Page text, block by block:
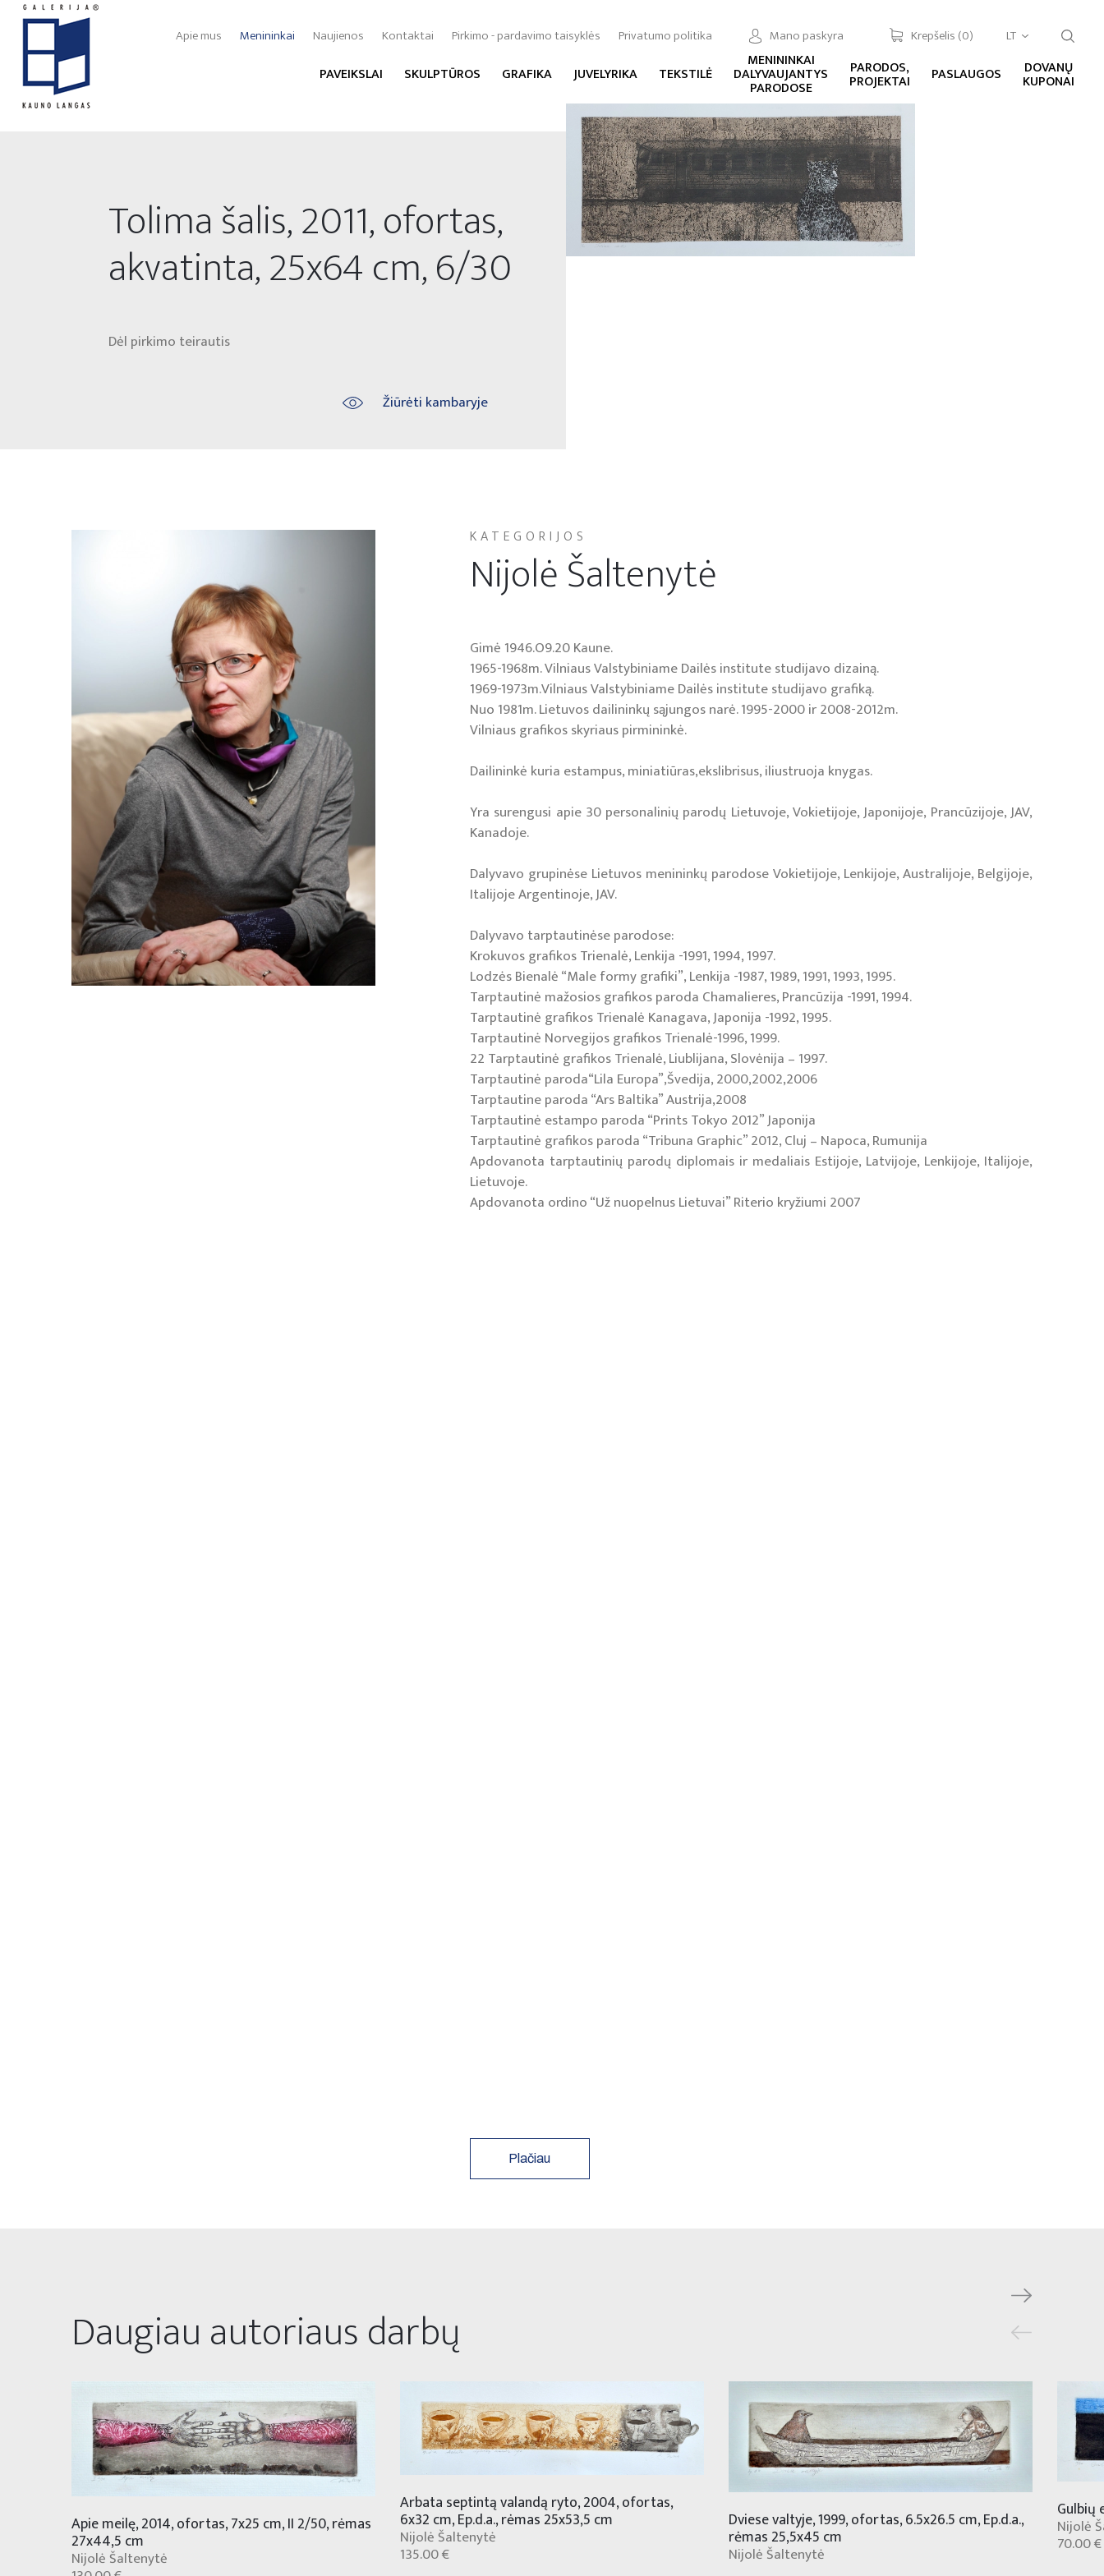
Apie mus Menininkai Naujienos Kontaktai Pirkimo - pardavimo taisyklės Privatumo politika Mano paskyra Krepšelis (0) LT
PAVEIKSLAI SKULPTŪROS GRAFIKA JUVELYRIKA TEKSTILĖ
MENININKAI
DALYVAUJANTYS
PARODOSE
PARODOS,
PROJEKTAI PASLAUGOS DOVANŲ
KUPONAI
Tolima šalis, 2011, ofortas,
akvatinta, 25x64 cm, 6/30
Dėl pirkimo teirautis
Žiūrėti kambaryje
KATEGORIJOS
Nijolė Šaltenytė
Gimė 1946.O9.20 Kaune.
1965-1968m. Vilniaus Valstybiniame Dailės institute studijavo dizainą.
1969-1973m.Vilniaus Valstybiniame Dailės institute studijavo grafiką.
Nuo 1981m. Lietuvos dailininkų sąjungos narė. 1995-2000 ir 2008-2012m.
Vilniaus grafikos skyriaus pirmininkė.
Dailininkė kuria estampus, miniatiūras,ekslibrisus, iliustruoja knygas.
Yra surengusi apie 30 personalinių parodų Lietuvoje, Vokietijoje, Japonijoje, Prancūzijoje, JAV,
Kanadoje.
Dalyvavo grupinėse Lietuvos menininkų parodose Vokietijoje, Lenkijoje, Australijoje, Belgijoje,
Italijoje Argentinoje, JAV.
Dalyvavo tarptautinėse parodose:
Krokuvos grafikos Trienalė, Lenkija -1991, 1994, 1997.
Lodzės Bienalė “Male formy grafiki”, Lenkija -1987, 1989, 1991, 1993, 1995.
Tarptautinė mažosios grafikos paroda Chamalieres, Prancūzija -1991, 1994.
Tarptautinė grafikos Trienalė Kanagava, Japonija -1992, 1995.
Tarptautinė Norvegijos grafikos Trienalė-1996, 1999.
22 Tarptautinė grafikos Trienalė, Liublijana, Slovėnija – 1997.
Tarptautinė paroda“Lila Europa”,Švedija, 2000,2002,2006
Tarptautine paroda “Ars Baltika” Austrija,2008
Tarptautinė estampo paroda “Prints Tokyo 2012” Japonija
Tarptautinė grafikos paroda “Tribuna Graphic” 2012, Cluj – Napoca, Rumunija
Apdovanota tarptautinių parodų diplomais ir medaliais Estijoje, Latvijoje, Lenkijoje, Italijoje,
Lietuvoje.
Apdovanota ordino “Už nuopelnus Lietuvai” Riterio kryžiumi 2007
Plačiau
Daugiau autoriaus darbų
Apie meilę, 2014, ofortas, 7x25 cm, II 2/50, rėmas
27x44,5 cm
Nijolė Šaltenytė
Arbata septintą valandą ryto, 2004, ofortas,
6x32 cm, Ep.d.a., rėmas 25x53,5 cm
Nijolė Šaltenytė
135.00 €
Dviese valtyje, 1999, ofortas, 6.5x26.5 cm, Ep.d.a.,
rėmas 25,5x45 cm
Nijolė Šaltenytė
Gulbių
Nijolė
70.00 €